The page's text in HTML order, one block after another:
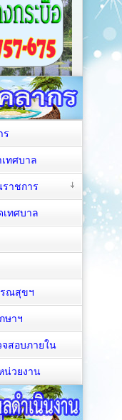
ร
ทศบาล
าชการ
ทศบาล
รณสุขฯ
ษาฯ
สอบภายใน
น่วยงาน